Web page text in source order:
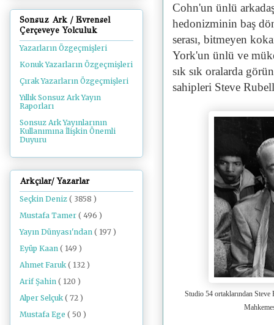
Cohn'un ünlü
hedonizminin baş
serası, bitmeyen
York'un ünlü ve
sık sık oralarda
sahipleri Steve
Studio 54 ortaklarından
Sonsuz Ark / Evrensel
Çerçeveye Yolculuk
Yazarların Özgeçmişleri
Konuk Yazarların Özgeçmişleri
Çırak Yazarların Özgeçmişleri
Yıllık Sonsuz Ark Yayın
Raporları
Sonsuz Ark Yayınlarının
Kullanımına İlişkin Önemli
Duyuru
Arkçılar/ Yazarlar
Seçkin Deniz ( 3858 )
Mustafa Tamer ( 496 )
Yayın Dünyası'ndan ( 197 )
Eyüp Kaan ( 149 )
Ahmet Faruk ( 132 )
Arif Şahin ( 120 )
Alper Selçuk ( 72 )
Mustafa Ege ( 50 )